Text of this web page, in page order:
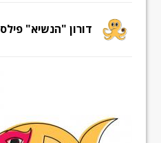
דורון "הנשיא" פילס